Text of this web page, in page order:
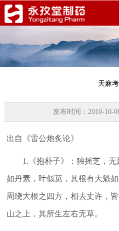
天麻
发布时间：2010-10-
出自《雷公炮炙论》
1.《抱朴子》：独摇芝，无
如丹素，叶似苋，其根有大魁
周绕大根之四方，相去丈许，
山之上，其所生左右无草。